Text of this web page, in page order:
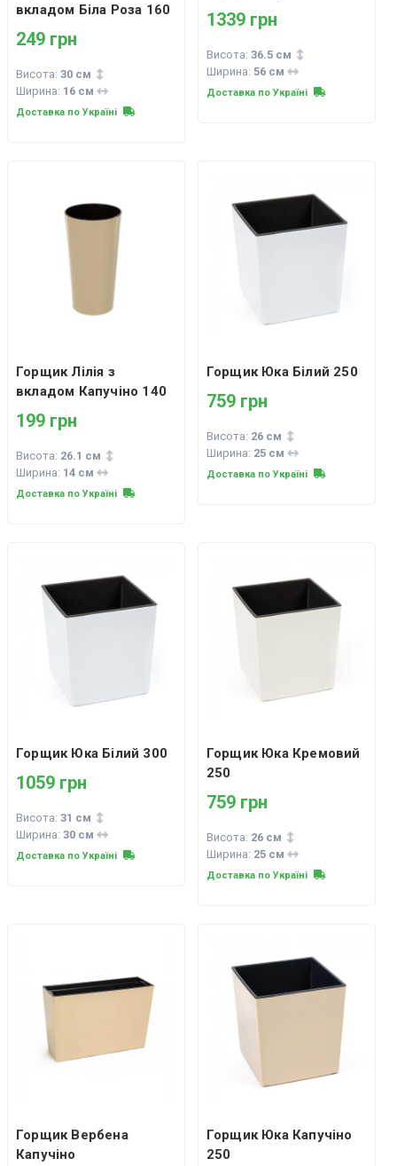
вкладом Біла Роза 160
249 грн
Висота: 30 см
Ширина: 16 см
Доставка по Україні
1339 грн
Висота: 36.5 см
Ширина: 56 см
Доставка по Україні
Горщик Лілія з
вкладом Капучіно 140
199 грн
Висота: 26.1 см
Ширина: 14 см
Доставка по Україні
Горщик Юка Білий 250
759 грн
Висота: 26 см
Ширина: 25 см
Доставка по Україні
Горщик Юка Білий 300
1059 грн
Висота: 31 см
Ширина: 30 см
Доставка по Україні
Горщик Юка Кремовий
250
759 грн
Висота: 26 см
Ширина: 25 см
Доставка по Україні
Горщик Вербена
Капучіно
Горщик Юка Капучіно
250